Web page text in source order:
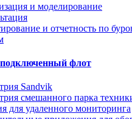
и моделирование
и отчетность по
флот
Sandvik
смешанного парка
для удаленного мониторинга